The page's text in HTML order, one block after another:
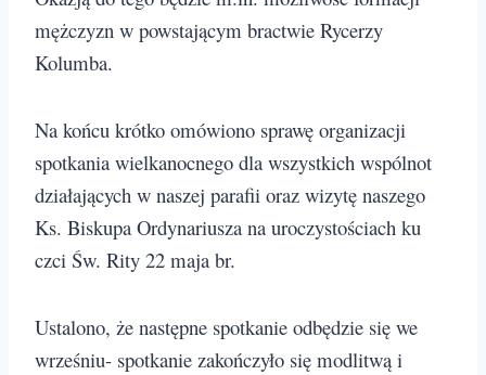
mężczyzn w powstającym bractwie Rycerzy
Kolumba.
Na końcu krótko omówiono sprawę organizacji
spotkania wielkanocnego dla wszystkich wspólnot
działających w naszej parafii oraz wizytę naszego
Ks. Biskupa Ordynariusza na uroczystościach ku
czci Św. Rity 22 maja br.
Ustalono, że następne spotkanie odbędzie się we
wrześniu- spotkanie zakończyło się modlitwą i